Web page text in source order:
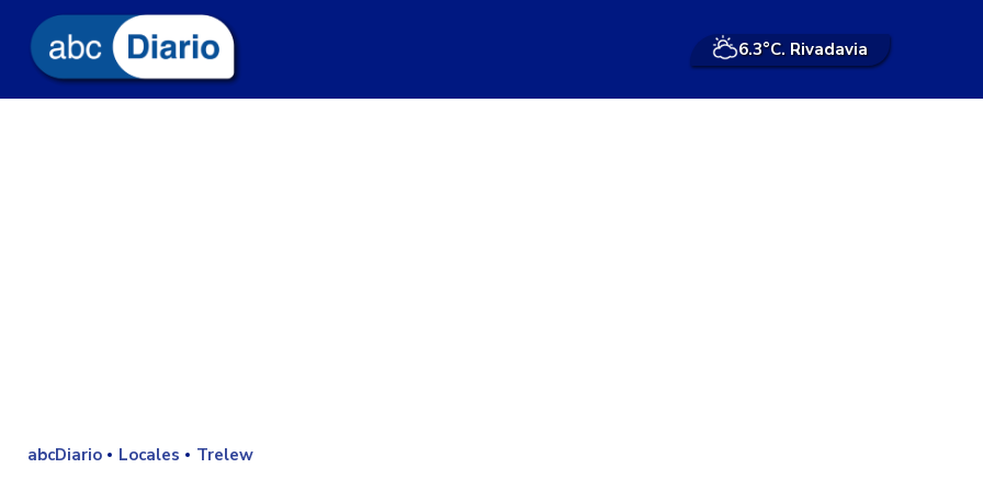
6.3°C. Rivadavia
abcDiario Locales Trelew